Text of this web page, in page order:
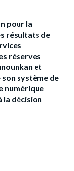
pour la
résultats de
réserves
et
système de
numérique
la décision